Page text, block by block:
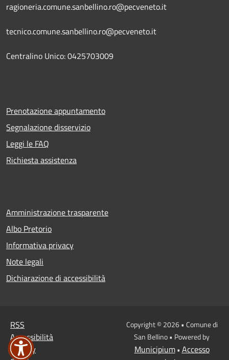
ragioneria.comune.sanbellino.ro@pecveneto.it
tecnico.comune.sanbellino.ro@pecveneto.it
Centralino Unico: 0425703009
Prenotazione appuntamento
Segnalazione disservizio
Leggi le FAQ
Richiesta assistenza
Amministrazione trasparente
Albo Pretorio
Informativa privacy
Note legali
Dichiarazione di accessibilità
RSS
Accessibilità
Privacy
Copyright © 2026 • Comune di
San Bellino • Powered by
Municipium• Accesso